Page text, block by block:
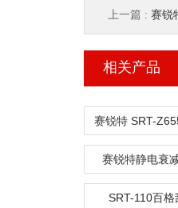
上一篇 : 赛锐
相关产品
赛锐特静电衰
SRT-110百